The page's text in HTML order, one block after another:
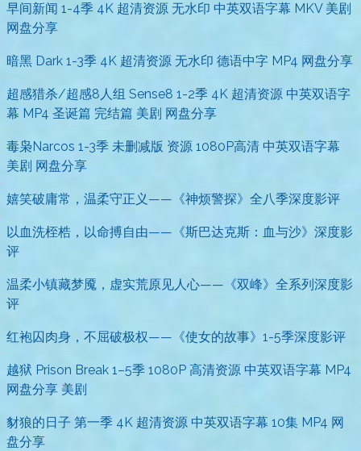
早间新闻 1-4季 4K 超清资源 无水印 中英双语字幕 MKV 美剧
网盘分享
暗黑 Dark 1-3季 4K 超清资源 无水印 德语中字 MP4 网盘分享
超感猎杀/超感8人组 Sense8 1-2季 4K 超清资源 中英双语字
幕 MP4 圣诞篇 完结篇 美剧 网盘分享
毒枭Narcos 1-3季 未删减版 资源 1080P高清 中英双语字幕
美剧 网盘分享
嬉笑破庸常，温柔守正义——《神烦警探》全八季深度影评
以血洗桎梏，以命搏自由——《斯巴达克斯：血与沙》深度影
评
温柔小镇藏梦魇，虚实荒原见人心——《双峰》全系列深度影
评
红袍囚肉身，不屈破极权——《使女的故事》1-5季深度影评
越狱 Prison Break 1–5季 1080P 高清资源 中英双语字幕 MP4
网盘分享 美剧
豺狼的日子 第一季 4K 超清资源 中英双语字幕 10集 MP4 网
盘分享